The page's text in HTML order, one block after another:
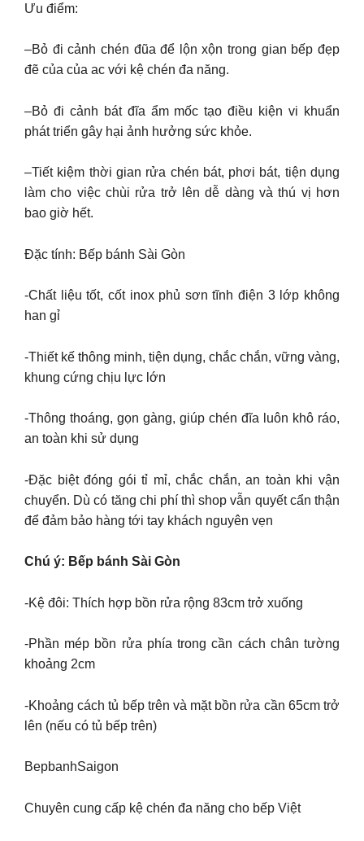
Ưu điểm:
–Bỏ đi cảnh chén đũa để lộn xộn trong gian bếp đẹp
đẽ của của ac với kệ chén đa năng.
–Bỏ đi cảnh bát đĩa ẩm mốc tạo điều kiện vi khuẩn
phát triển gây hại ảnh hưởng sức khỏe.
–Tiết kiệm thời gian rửa chén bát, phơi bát, tiện dụng
làm cho việc chùi rửa trở lên dễ dàng và thú vị hơn
bao giờ hết.
Đặc tính: Bếp bánh Sài Gòn
-Chất liệu tốt, cốt inox phủ sơn tĩnh điện 3 lớp không
han gỉ
-Thiết kế thông minh, tiện dụng, chắc chắn, vững vàng,
khung cứng chịu lực lớn
-Thông thoáng, gọn gàng, giúp chén đĩa luôn khô ráo,
an toàn khi sử dụng
-Đặc biệt đóng gói tỉ mỉ, chắc chắn, an toàn khi vận
chuyển. Dù có tăng chi phí thì shop vẫn quyết cẩn thận
để đảm bảo hàng tới tay khách nguyên vẹn
Chú ý: Bếp bánh Sài Gòn
-Kệ đôi: Thích hợp bồn rửa rộng 83cm trở xuống
-Phần mép bồn rửa phía trong cần cách chân tường
khoảng 2cm
-Khoảng cách tủ bếp trên và mặt bồn rửa cần 65cm trở
lên (nếu có tủ bếp trên)
BepbanhSaigon
Chuyên cung cấp kệ chén đa năng cho bếp Việt